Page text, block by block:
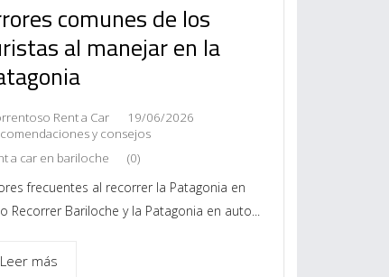
comunes de los
al manejar en la
Rent a Car
19/06/2026
y consejos
a car en bariloche
(0)
frecuentes al recorrer la Patagonia en
Recorrer Bariloche y la Patagonia en auto...
Leer más